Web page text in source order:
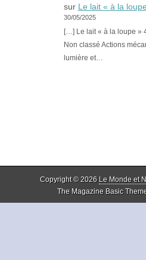
sur Le lait « à la
30/05/2025
[…] Le lait « à la loupe »
Non classé Actions
lumière et…
Copyright © 2026 Le Monde et
The Magazine Basic